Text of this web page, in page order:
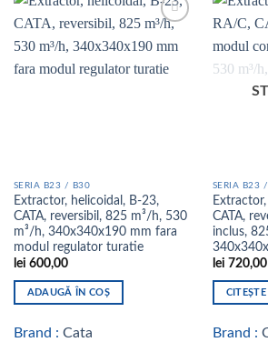
wishlist
SERIA B23 / B30
Extractor, helicoidal, B-23,
CATA, reversibil, 825 m³/h, 530
m³/h, 340x340x190 mm fara
modul regulator turatie
lei 600,00
ADAUGĂ ÎN COȘ
Brand : Cata
SERIA B23
CATA,
inclus,
lei 720,00
Brand :